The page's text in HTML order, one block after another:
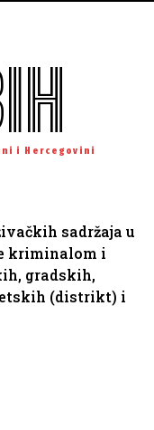
i Hercegovini
sadržaja u
kriminalom i
gradskih,
(distrikt) i